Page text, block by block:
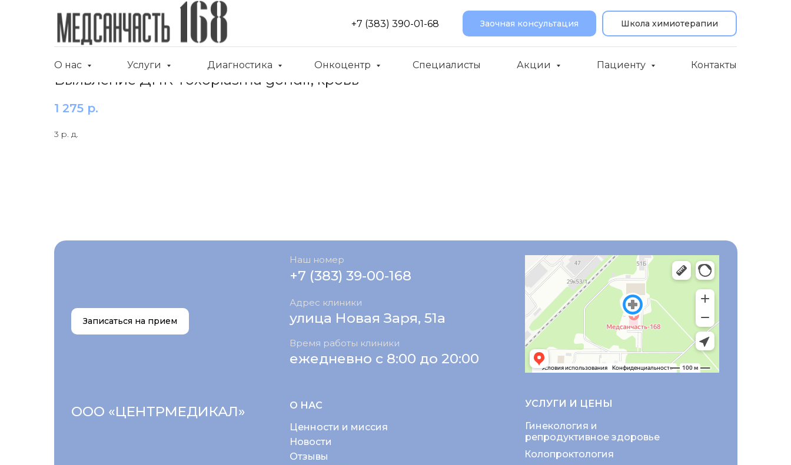
+7 (383) 390-01-68 Заочная консультация Школа химиотерапии
О нас Услуги Диагностика Онкоцентр Специалисты Акции Пациенту Контакты
Выявление ДНК Toxoplasma gondii, кровь
1 275 р.
3 р. д.
О НАС
Ценности и миссия
Новости
+7 (383) 39-00-168
Отзывы
Колопроктология
Гинекология и
репродуктивное здоровье
УСЛУГИ И ЦЕНЫ
Наш номер
ежедневно с 8:00 до 20:00
Время работы клиники
Адрес клиники
улица Новая Заря, 51а
ООО «ЦЕНТРМЕДИКАЛ»
Записаться на прием